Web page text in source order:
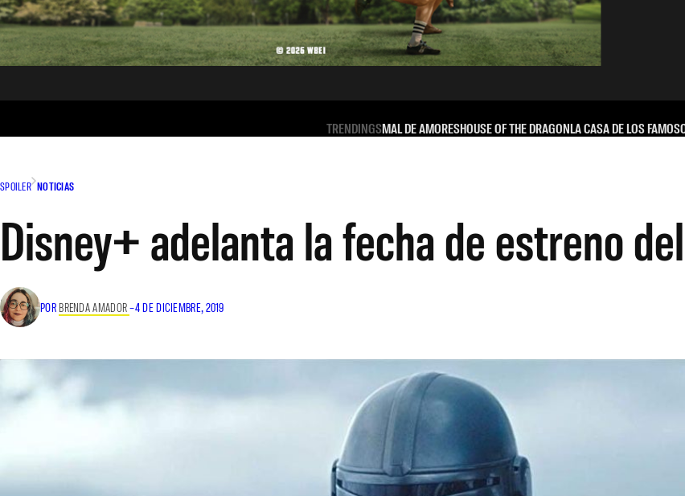
TRENDINGSMAL DE AMORESHOUSE OF THE DRAGONLA CASA DE LOS
SPOILER NOTICIAS
Disney+ adelanta la fecha de estreno
POR BRENDA AMADOR–4 DE DICIEMBRE, 2019